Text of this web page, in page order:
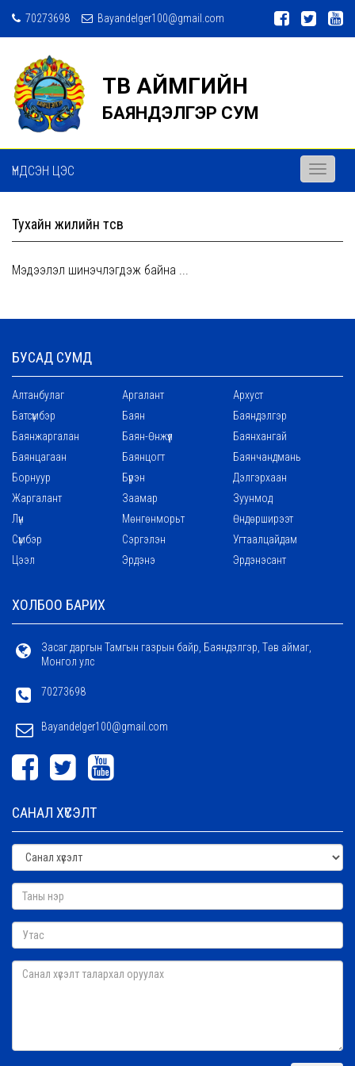
70273698 Bayandelger100@gmail.com
ТӨВ АЙМГИЙН
БАЯНДЭЛГЭР СУМ
ҮНДСЭН ЦЭС
Toggle
Тухайн жилийн төсөв
Мэдээлэл шинэчлэгдэж байна ...
БУСАД СУМД
Алтанбулаг Аргалант
Архуст
Батсүмбэр
Баян
Баяндэлгэр
Баянжаргалан
Баян-Өнжүүл
Баянхангай
Баянцагаан
Баянцогт
Баянчандмань
Борнуур
Бүрэн
Дэлгэрхаан
Жаргалант
Заамар
Зуунмод
Лүн
Мөнгөнморьт
Өндөрширээт
Сүмбэр
Сэргэлэн
Угтаалцайдам
Цээл
Эрдэнэ Эрдэнэсант
ХОЛБОО БАРИХ
Засаг даргын Тамгын газрын байр, Баяндэлгэр, Төв аймаг,
Монгол улс
70273698
Bayandelger100@gmail.com
САНАЛ ХҮСЭЛТ